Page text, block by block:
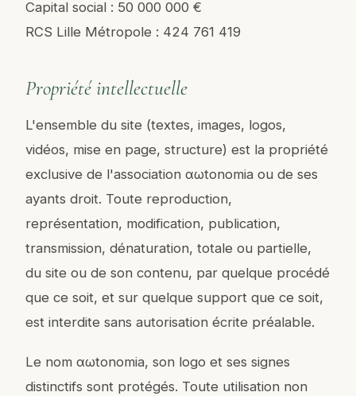
Capital social : 50 000 000 €
RCS Lille Métropole : 424 761 419
Propriété intellectuelle
L'ensemble du site (textes, images, logos,
vidéos, mise en page, structure) est la propriété
exclusive de l'association αωtonomia ou de ses
ayants droit. Toute reproduction,
représentation, modification, publication,
transmission, dénaturation, totale ou partielle,
du site ou de son contenu, par quelque procédé
que ce soit, et sur quelque support que ce soit,
est interdite sans autorisation écrite préalable.
Le nom αωtonomia, son logo et ses signes
distinctifs sont protégés. Toute utilisation non